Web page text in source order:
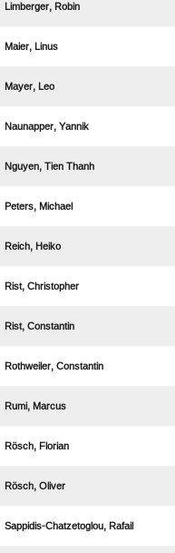
 
 
 
 
  
 
 
 
 
 
 
 
 
 